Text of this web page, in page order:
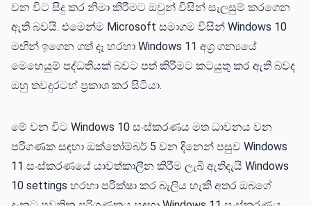
වන විට සිදු කර නිමා කිරීමට ඔවුන් විසින් සැලසුම් කරගෙන
ඇති බවයි. එමෙන්ම Microsoft සමාගම විසින් Windows 10
මඟින් ඉගෙන ගත් දෑ හරහා Windows 11 අග්‍ර ගන්‍යයේ
මෙහෙයුම් පද්ධතියක් බවට පත් කිරීමට කටයුතු කර ඇති බවද
ඔහු තවදුරටහ් ප්‍රකාශ කර සිටියා.
මේ වන විට Windows 10 සංස්කරණය මත ධාවනය වන
පරිගණක සඳහා ඔක්තෝම්බර් 5 වන දිනෙන් පසුව Windows
11 සංස්කරණයේ යාවත්කාලීන කිරීම ලැබී ඇතිදැයි Windows
10 settings හරහා පරික්ෂා කර බැලිය හැකි අතර ඔබගේ